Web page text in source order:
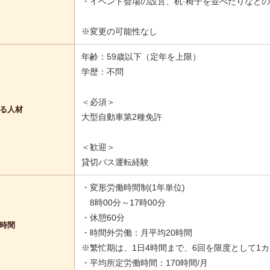
※変更の可能性なし
人材
年齢：59歳以下（定年を上限）
学歴：不問
＜必須＞
大型自動車第2種免許
＜歓迎＞
貸切バス運転経験
間
・変形労働時間制(1年単位)
8時00分～17時00分
・休憩60分
・時間外労働：月平均20時間
※繁忙期は、1日4時間まで、6回を限度として1
・平均所定労働時間：170時間/月